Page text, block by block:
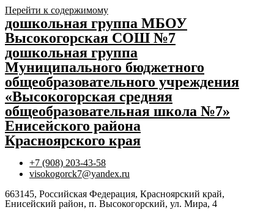
Перейти к содержимому
дошкольная группа МБОУ
Высокогорская СОШ №7
дошкольная группа
Муниципального бюджетного
общеобразовательного учреждения
«Высокогорская средняя
общеобразовательная школа №7»
Енисейского района
Красноярского края
+7 (908) 203-43-58
visokogorck7@yandex.ru
663145, Российская Федерация, Красноярский край,
Енисейский район, п. Высокогорский, ул. Мира, 4